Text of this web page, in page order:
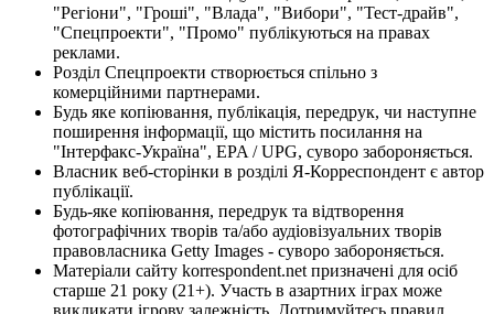
"Регіони", "Гроші", "Влада", "Вибори", "Тест-драйв",
"Спецпроекти", "Промо" публікуються на правах
реклами.
Розділ Спецпроекти створюється спільно з
комерційними партнерами.
Будь яке копіювання, публікація, передрук, чи наступне
поширення інформації, що містить посилання на
"Інтерфакс-Україна", EPA / UPG, суворо забороняється.
Власник веб-сторінки в розділі Я-Корреспондент є автор
публікації.
Будь-яке копіювання, передрук та відтворення
фотографічних творів та/або аудіовізуальних творів
правовласника Getty Images - суворо забороняється.
Матеріали сайту korrespondent.net призначені для осіб
старше 21 року (21+). Участь в азартних іграх може
викликати ігрову залежність. Дотримуйтесь правил